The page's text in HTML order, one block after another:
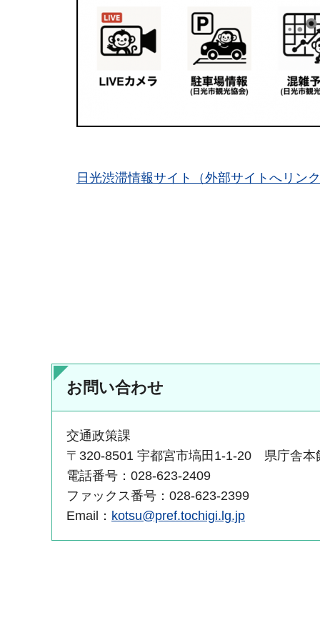
日光渋滞情報サイト（外部サイトへリン
お問い合わせ
交通政策課
〒320-8501 宇都宮市塙田1-1-20 県庁舎本
電話番号：028-623-2409
ファックス番号：028-623-2399
Email： kotsu@pref.tochigi.lg.jp